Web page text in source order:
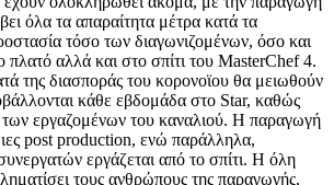
όλα τα απαραίτητα μέτρα κατά τα
τόσο των διαγωνιζομένων, όσο και
αλλά και στο σπίτι του MasterChef 4.
της διασποράς του κορονοϊου θα μειωθούν
κάθε εβδομάδα στο Star, καθώς
των εργαζομένων του καναλιού. Η παραγωγή
post production, ενώ παράλληλα,
εργάζεται από το σπίτι. Η όλη
τους ανθρώπους της παραγωγής,